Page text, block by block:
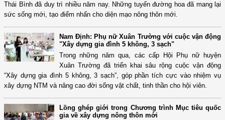
Thái Bình đã duy trì nhiều năm nay. Những tuyến đường hoa đã mang lại
sức sống mới, tạo điểm nhấn cho diện mạo nông thôn mới.
Nam Định: Phụ nữ Xuân Trường với cuộc vận động
"Xây dựng gia đình 5 không, 3 sạch"
Trong những năm qua, các cấp Hội Phụ nữ huyện
Xuân Trường đã triển khai sâu rộng cuộc vận động
“Xây dựng gia đình 5 không, 3 sạch”, góp phần tích cực vào nhiệm vụ
xây dựng NTM và nâng cao đời sống vật chất, tinh thần cho hội viên.
Lồng ghép giới trong Chương trình Mục tiêu quốc
gia về xây dựng nông thôn mới